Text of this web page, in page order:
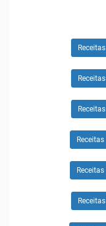
Receitas
Receitas
Receitas
Receitas
Receitas
Receitas